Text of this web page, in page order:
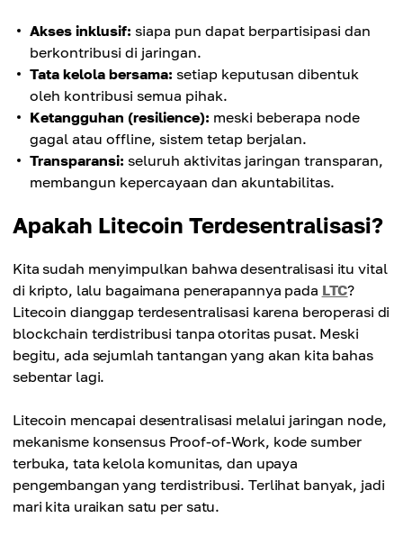
Akses inklusif: siapa pun dapat berpartisipasi dan
berkontribusi di jaringan.
Tata kelola bersama: setiap keputusan dibentuk
oleh kontribusi semua pihak.
Ketangguhan (resilience): meski beberapa node
gagal atau offline, sistem tetap berjalan.
Transparansi: seluruh aktivitas jaringan transparan,
membangun kepercayaan dan akuntabilitas.
Apakah Litecoin Terdesentralisasi?
Kita sudah menyimpulkan bahwa desentralisasi itu vital
di kripto, lalu bagaimana penerapannya pada LTC?
Litecoin dianggap terdesentralisasi karena beroperasi di
blockchain terdistribusi tanpa otoritas pusat. Meski
begitu, ada sejumlah tantangan yang akan kita bahas
sebentar lagi.
Litecoin mencapai desentralisasi melalui jaringan node,
mekanisme konsensus Proof-of-Work, kode sumber
terbuka, tata kelola komunitas, dan upaya
pengembangan yang terdistribusi. Terlihat banyak, jadi
mari kita uraikan satu per satu.